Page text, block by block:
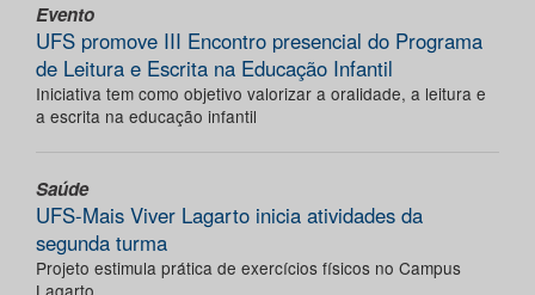
Evento
UFS promove III Encontro presencial do Programa
de Leitura e Escrita na Educação Infantil
Iniciativa tem como objetivo valorizar a oralidade, a leitura e
a escrita na educação infantil
Saúde
UFS-Mais Viver Lagarto inicia atividades da
segunda turma
Projeto estimula prática de exercícios físicos no Campus